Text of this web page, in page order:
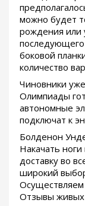
можно будет
рождения или
боковой
количество
Чиновники
Олимпиады
автономные
подключат к
Болденон
Накачать
доставку во
широкий
Осуществляем
Отзывы живых